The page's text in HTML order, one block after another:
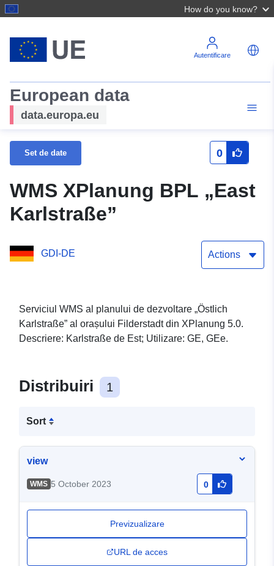
How do you know?
Autentificare
European data
data.europa.eu
Set de date 0
WMS XPlanung BPL „East
Karlstraße”
GDI-DE Actions
Serviciul WMS al planului de dezvoltare „Östlich
Karlstraße” al orașului Filderstadt din XPlanung 5.0.
Descriere: Karlstraße de Est; Utilizare: GE, GEe.
Distribuiri 1
Sort
view
WMS 5 October 2023 0
Previzualizare
URL de acces